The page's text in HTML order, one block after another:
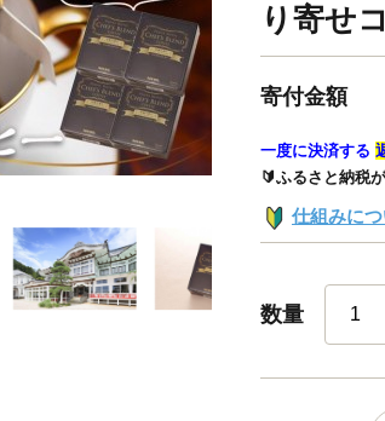
り寄せ
寄付金額
一度に決済する
🔰ふるさと納税
仕組みに
数量